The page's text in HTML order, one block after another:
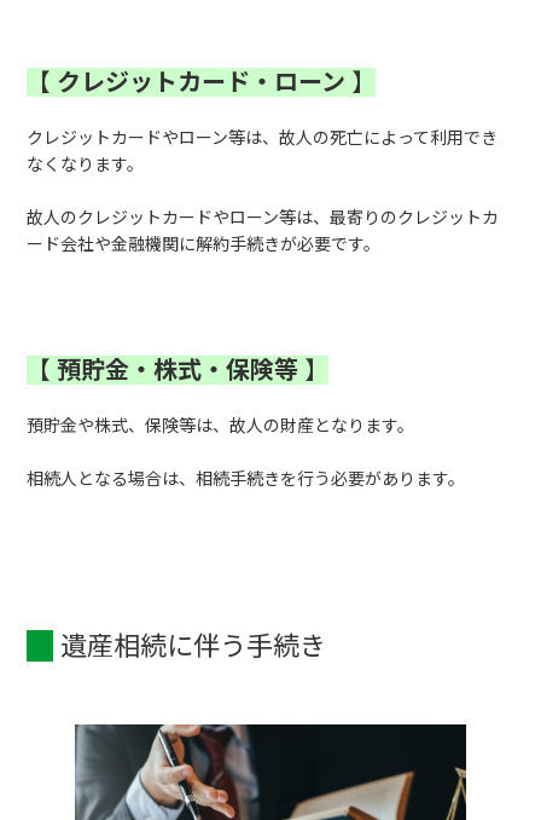
【 クレジットカード・ローン 】
クレジットカードやローン等は、故人の死亡によって利用でき
なくなります。
故人のクレジットカードやローン等は、最寄りのクレジットカ
ード会社や金融機関に解約手続きが必要です。
【 預貯金・株式・保険等 】
預貯金や株式、保険等は、故人の財産となります。
相続人となる場合は、相続手続きを行う必要があります。
遺産相続に伴う手続き